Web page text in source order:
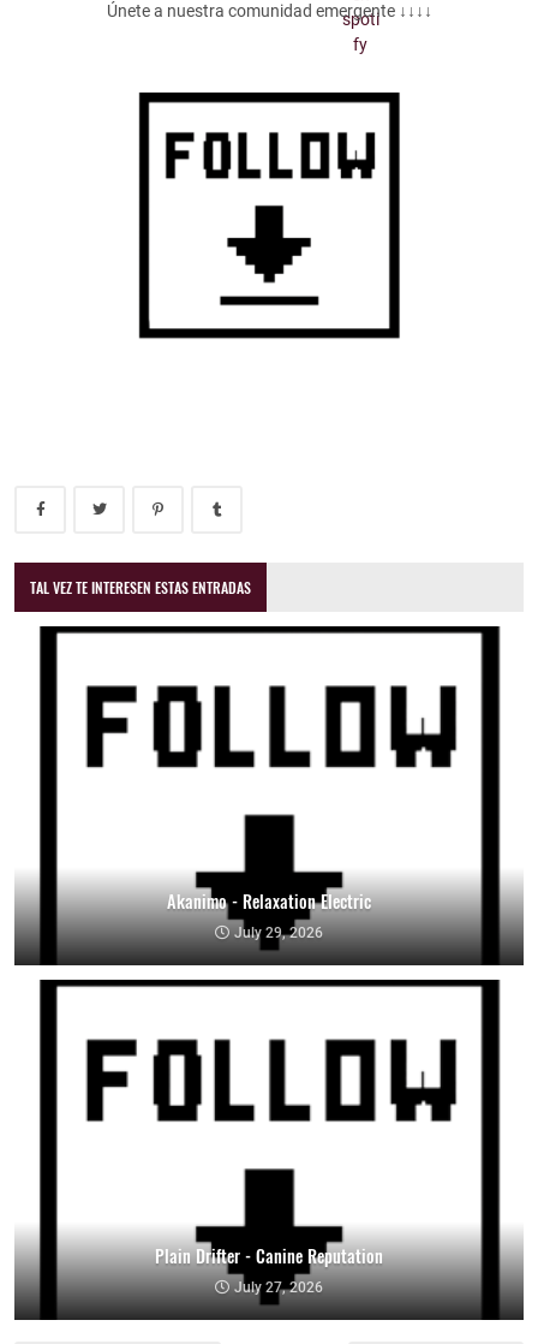
Únete a nuestra comunidad emergente ↓↓↓↓
TAL VEZ TE INTERESEN ESTAS ENTRADAS
Akanimo - Relaxation Electric
July 29, 2026
Plain Drifter - Canine Reputation
July 27, 2026